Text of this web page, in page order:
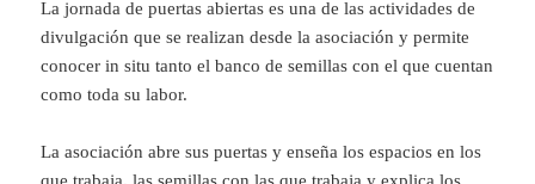
La jornada de puertas abiertas es una de las actividades de
divulgación que se realizan desde la asociación y permite
conocer in situ tanto el banco de semillas con el que cuentan
como toda su labor.
La asociación abre sus puertas y enseña los espacios en los